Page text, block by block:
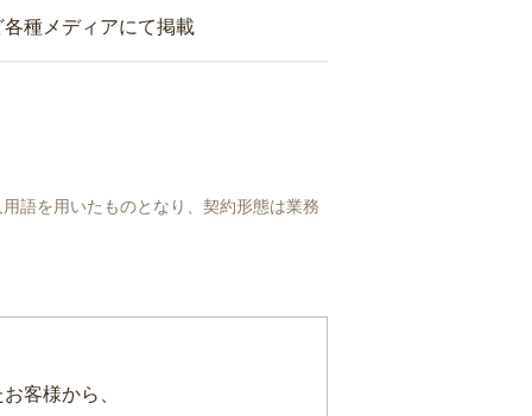
種メディアにて掲載
語を用いたものとなり、契約形態は業務
客様から、